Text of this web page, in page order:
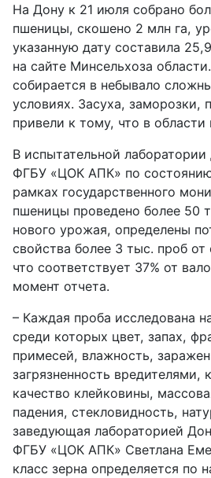
На Дону к 21 июля собрано
пшеницы, скошено 2 млн га,
указанную дату составила
на сайте Минсельхоза
собирается в небывало
условиях. Засуха, заморозки,
привели к тому, что в
В испытательной
ФГБУ «ЦОК АПК» по
рамках государственного
пшеницы проведено более 50
нового урожая, определены
свойства более 3 тыс. проб
что соответствует 37% от
момент отчета.
– Каждая проба исследована
среди которых цвет, запах,
примесей, влажность,
загрязненность вредителями,
качество клейковины,
падения, стекловидность,
заведующая лабораторией
ФГБУ «ЦОК АПК» Светлана
класс зерна определяется по